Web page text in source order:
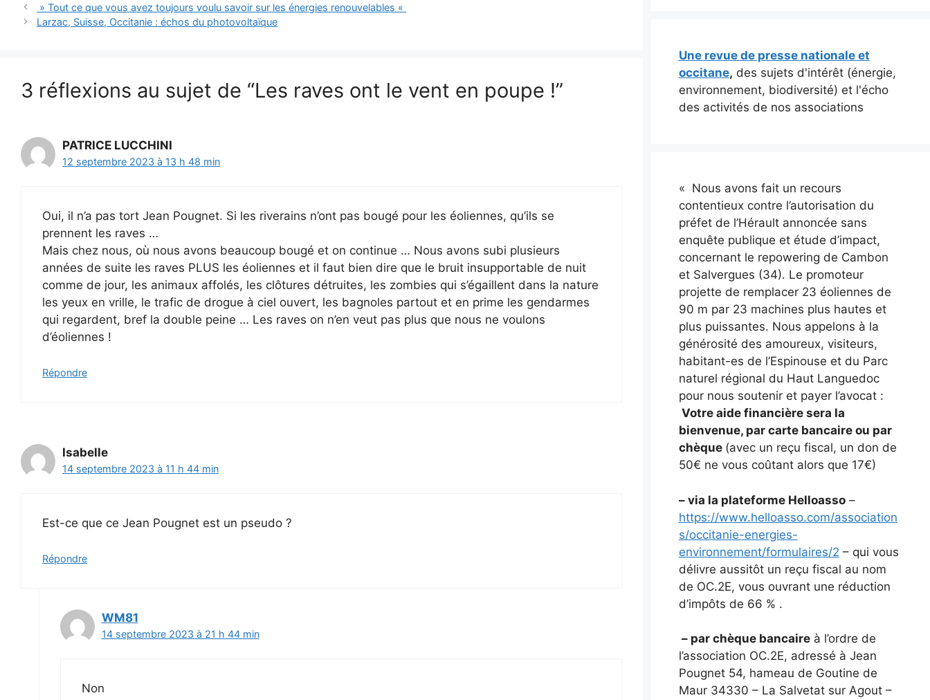
» Tout ce que vous avez toujours voulu savoir sur les énergies renouvelables «
Larzac, Suisse, Occitanie : échos du photovoltaïque
3 réflexions au sujet de “Les raves ont le vent en poupe !”
PATRICE LUCCHINI
12 septembre 2023 à 13 h 48 min
Oui, il n’a pas tort Jean Pougnet. Si les riverains n’ont pas bougé pour les éoliennes, qu’ils se
prennent les raves …
Mais chez nous, où nous avons beaucoup bougé et on continue … Nous avons subi plusieurs
années de suite les raves PLUS les éoliennes et il faut bien dire que le bruit insupportable de nuit
comme de jour, les animaux affolés, les clôtures détruites, les zombies qui s’égaillent dans la nature
les yeux en vrille, le trafic de drogue à ciel ouvert, les bagnoles partout et en prime les gendarmes
qui regardent, bref la double peine … Les raves on n’en veut pas plus que nous ne voulons
d’éoliennes !
Répondre
Isabelle
14 septembre 2023 à 11 h 44 min
Est-ce que ce Jean Pougnet est un pseudo ?
Répondre
WM81
14 septembre 2023 à 21 h 44 min
Non
Une revue de presse nationale et
occitane, des sujets d'intérêt (énergie,
environnement, biodiversité) et l'écho
des activités de nos associations
« Nous avons fait un recours
contentieux contre l’autorisation du
préfet de l’Hérault annoncée sans
enquête publique et étude d’impact,
concernant le repowering de Cambon
et Salvergues (34). Le promoteur
projette de remplacer 23 éoliennes de
90 m par 23 machines plus hautes et
plus puissantes. Nous appelons à la
générosité des amoureux, visiteurs,
habitant-es de l’Espinouse et du Parc
naturel régional du Haut Languedoc
pour nous soutenir et payer l’avocat :
Votre aide financière sera la
bienvenue, par carte bancaire ou par
chèque (avec un reçu fiscal, un don de
50€ ne vous coûtant alors que 17€)
– via la plateforme Helloasso–
https://www.helloasso.com/association
s/occitanie-energies-
environnement/formulaires/2 – qui vous
délivre aussitôt un reçu fiscal au nom
de OC.2E, vous ouvrant une réduction
d’impôts de 66 % .
– par chèque bancaireà l’ordre de
l’association OC.2E, adressé à Jean
Pougnet 54, hameau de Goutine de
Maur 34330 – La Salvetat sur Agout –